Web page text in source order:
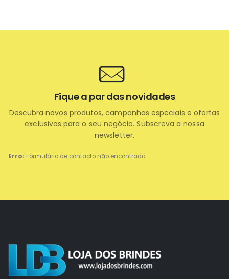
Erro: Formulário de contacto não encontrado.
Fique a par das novidades
Descubra novos produtos, campanhas especiais e ofertas
exclusivas para o seu negócio. Subscreva a nossa
newsletter.